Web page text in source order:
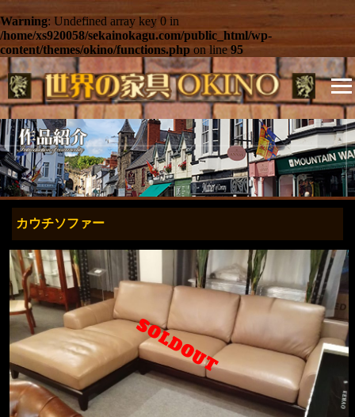
Warning: Undefined array key 0 in
/home/xs920058/sekainokagu.com/public_html/wp-
content/themes/okino/functions.php on line95
カウチソファー
SOLDOUT